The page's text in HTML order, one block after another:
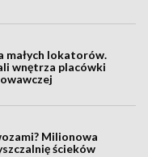
małych lokatorów.
wnętrza placówki
Milionowa
ścieków